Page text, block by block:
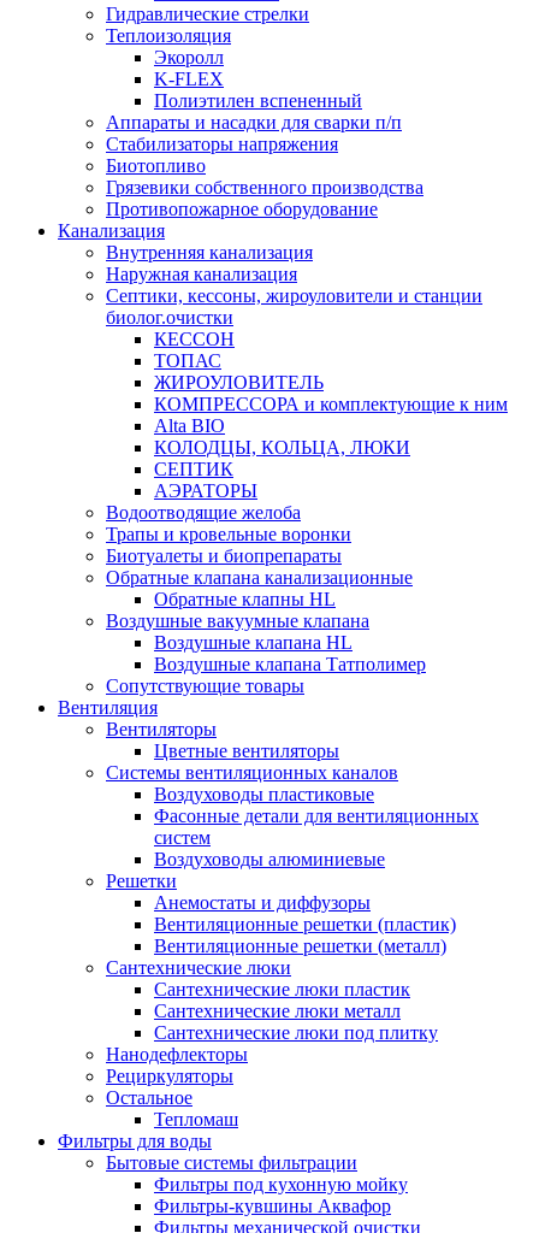
Гидравлические стрелки
Теплоизоляция
Экоролл
K-FLEX
Полиэтилен вспененный
Аппараты и насадки для сварки п/п
Стабилизаторы напряжения
Биотопливо
Грязевики собственного производства
Противопожарное оборудование
Канализация
Внутренняя канализация
Наружная канализация
Септики, кессоны, жироуловители и станции
биолог.очистки
КЕССОН
ТОПАС
ЖИРОУЛОВИТЕЛЬ
КОМПРЕССОРА и комплектующие к ним
Alta BIO
КОЛОДЦЫ, КОЛЬЦА, ЛЮКИ
СЕПТИК
АЭРАТОРЫ
Водоотводящие желоба
Трапы и кровельные воронки
Биотуалеты и биопрепараты
Обратные клапана канализационные
Обратные клапны HL
Воздушные вакуумные клапана
Воздушные клапана HL
Воздушные клапана Татполимер
Сопутствующие товары
Вентиляция
Вентиляторы
Цветные вентиляторы
Системы вентиляционных каналов
Воздуховоды пластиковые
Фасонные детали для вентиляционных
систем
Воздуховоды алюминиевые
Решетки
Анемостаты и диффузоры
Вентиляционные решетки (пластик)
Вентиляционные решетки (металл)
Сантехнические люки
Сантехнические люки пластик
Сантехнические люки металл
Сантехнические люки под плитку
Нанодефлекторы
Рециркуляторы
Остальное
Тепломаш
Фильтры для воды
Бытовые системы фильтрации
Фильтры под кухонную мойку
Фильтры-кувшины Аквафор
Фильтры механической очистки